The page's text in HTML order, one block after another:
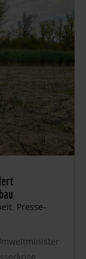
, Presse-